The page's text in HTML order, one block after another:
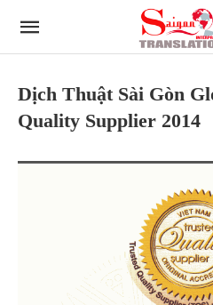
Dịch Thuật Sài Gòn
Quality Supplier 2014